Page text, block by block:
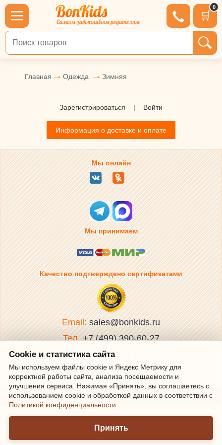
🛒
0
Поиск по товарам
Главная Одежда Зимняя
Зарегистрироваться | Войти
Информация о доставке и оплате
Мы онлайн
Мы принимаем
Качество подтверждено сертификатами
Email: sales@bonkids.ru
Тел. +7 (499) 390-60-27
Обработка заказов и прием звонков по
телефону Пн-Пт с 10 до 18
(время Московское).
© bonkids.ru, 2012-2026
Полная версия сайта
Cookie и статистика сайта
Мы используем файлы cookie и Яндекс Метрику для
корректной работы сайта, анализа посещаемости и
улучшения сервиса. Нажимая «Принять», вы соглашаетесь с
использованием cookie и обработкой данных в соответствии с
Политикой конфиденциальности
Принять